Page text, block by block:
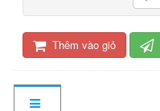
Thêm vào giỏ